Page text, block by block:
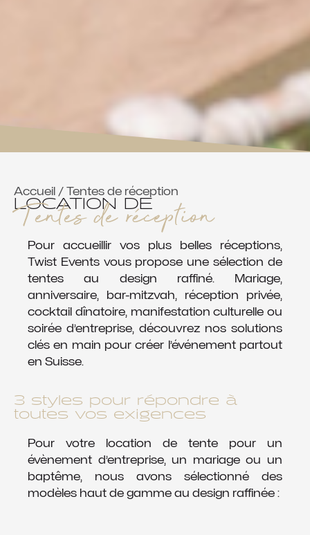
Accueil / Tentes de réception
LOCATION DE
Tentes de réception
Pour accueillir vos plus belles réceptions,
Twist Events vous propose une sélection de
tentes au design raffiné. Mariage,
anniversaire, bar-mitzvah, réception privée,
cocktail dînatoire, manifestation culturelle ou
soirée d’entreprise, découvrez nos solutions
clés en main pour créer l’événement partout
en Suisse.
3 styles pour répondre à
toutes vos exigences
Pour votre location de tente pour un
évènement d’entreprise, un mariage ou un
baptême, nous avons sélectionné des
modèles haut de gamme au design raffinée :